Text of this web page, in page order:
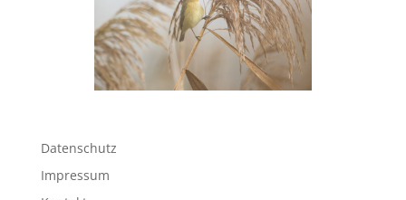
Datenschutz
Impressum